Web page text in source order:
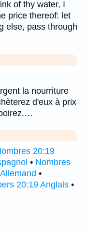
of thy water, I
price thereof: let
else, pass through
la nourriture
d'eux à prix
20:19
• Nombres
•
20:19 Anglais •